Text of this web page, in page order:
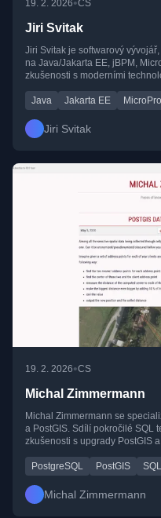
19. 2. 2026 CS
Jiri Svitak
Jiri Svitak je softwarový
na Java/Jakarta EE, jBPM,
zkušenosti s moderními
Java
Jakarta EE
Jiri Svitak
19. 2. 2026•CS
Michal Zimmermann
Michal Zimmermann se
a PostGIS. Sdílí pokročilé SQL
zkušenosti s upgrady PostGIS
PostgreSQL PostGIS SQL
Michal Zimmermann